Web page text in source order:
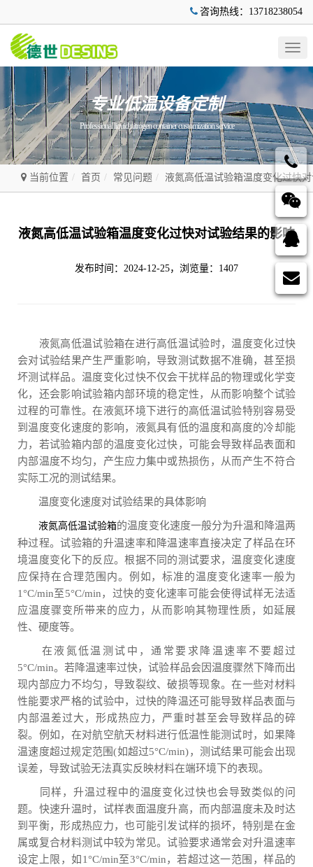
咨询热线：13718238054
专业低温设备定制
Professional liquid nitrogen container customization service
当前位置 首页 常见问题 液氮高低温试验箱温度变化过快
液氮高低温试验箱温度变化过快对试验结果的影响
发布时间：2024-12-25，浏览量：1407
液氮高低温试验箱在进行高低温试验时，温度变化过快
会对试验结果产生严重影响，导致测试数据不准确，甚至损
坏测试样品。温度变化过快不仅会干扰样品的物理或化学变
化，还会影响试验箱内部环境的稳定性，从而影响整个试验
过程的可靠性。在液氮环境下进行的高低温试验特别容易受
到温度变化速度的影响，液氮具有低的温度和高度的冷却能
力，若试验箱内部的温度变化过快，可能会导致样品表面和
内部温度不均匀，产生应力集中或热损伤，从而产生不符合
实际工况的测试结果。
温度变化速度对试验结果的具体影响
液氮高低温试验箱的温度变化速度一般分为升温和降温两
种过程。试验箱的升温速率和降温速率直接决定了样品在环
境温度变化下的反应。根据不同的测试要求，温度变化速度
应保持在合理范围内。例如，标准的温度变化速率一般为
1°C/min至5°C/min，过快的变化速率可能会使得试样无法适
应温度骤变所带来的应力，从而影响其物理性质，如延展
性、硬度等。
在液氮低温测试中，通常要求降温速率不要超过
5°C/min。若降温速率过快，试验样品会因温度骤然下降而出
现内部应力不均匀，导致裂纹、破损等现象。在一些对材料
性能要求严格的试验中，过快的降温还可能导致样品表面与
内部温差过大，形成热应力，严重时甚至会导致样品的碎
裂。例如，在对航空航天材料进行低温性能测试时，如果降
温速度超过规定范围(如超过5°C/min)，测试结果可能会出现
误差，导致试验无法真实反映材料在端环境下的表现。
同样，升温过程中的温度变化过快也会导致类似的问
题。快速升温时，试样表面温度升高，而内部温度未及时达
到平衡，形成热应力，也可能引发试样的损坏，特别是在金
属或复合材料测试中较为常见。试验要求通常会对升温速率
设定上限，如1°C/min至3°C/min，若超过这一范围，样品的